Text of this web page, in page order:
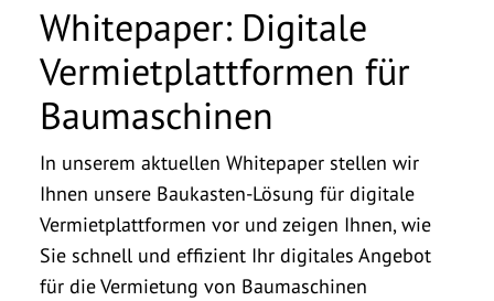
Whitepaper: Digitale
Vermietplattformen für
Baumaschinen
In unserem aktuellen Whitepaper stellen wir
Ihnen unsere Baukasten-Lösung für digitale
Vermietplattformen vor und zeigen Ihnen, wie
Sie schnell und effizient Ihr digitales Angebot
für die Vermietung von Baumaschinen